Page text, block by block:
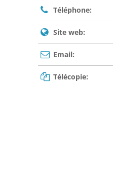
Téléphone:
Site web:
Email:
Télécopie: